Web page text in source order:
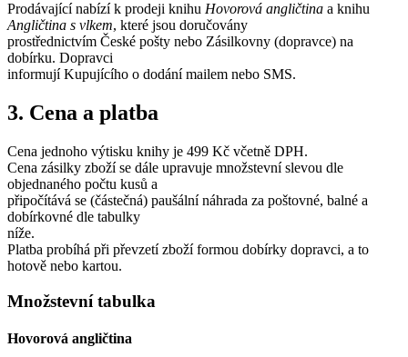
Prodávající nabízí k prodeji knihu Hovorová angličtina a knihu
Angličtina s vlkem, které jsou doručovány
prostřednictvím České pošty nebo Zásilkovny (dopravce) na
dobírku. Dopravci
informují Kupujícího o dodání mailem nebo SMS.
3. Cena a platba
Cena jednoho výtisku knihy je 499 Kč včetně DPH.
Cena zásilky zboží se dále upravuje množstevní slevou dle
objednaného počtu kusů a
připočítává se (částečná) paušální náhrada za poštovné, balné a
dobírkovné dle tabulky
níže.
Platba probíhá při převzetí zboží formou dobírky dopravci, a to
hotově nebo kartou.
Množstevní tabulka
Hovorová angličtina